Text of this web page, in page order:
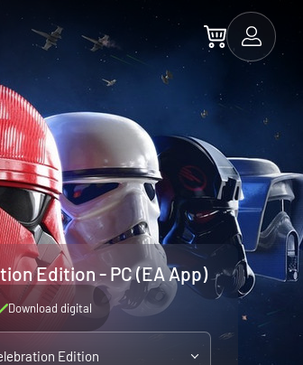
Edition - PC (EA App)
Download digital
Edition